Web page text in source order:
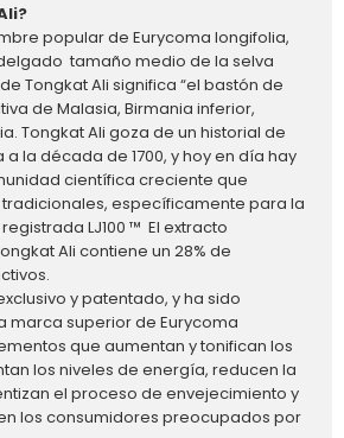
popular de Eurycoma longifolia,
tamaño medio de la selva
Tongkat Ali significa “el bastón de
de Malasia, Birmania inferior,
Tongkat Ali goza de un historial de
la década de 1700, y hoy en día hay
científica creciente que
específicamente para la
LJ100 ™ El extracto
Ali contiene un 28% de
y patentado, y ha sido
marca superior de Eurycoma
que aumentan y tonifican los
los niveles de energía, reducen la
el proceso de envejecimiento y
los consumidores preocupados por